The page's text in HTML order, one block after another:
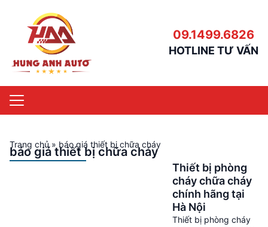
09.1499.6826
HOTLINE TƯ VẤN
Trang chủ» báo giá thiết bị chữa cháy
báo giá thiết bị chữa cháy
Thiết bị phòng
cháy chữa cháy
chính hãng tại
Hà Nội
Thiết bị phòng cháy